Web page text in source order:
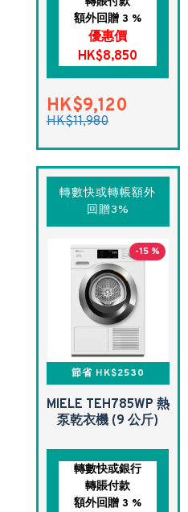
額外回贈 3 %
優惠價
HK$8,850
HK$9,120
HK$11,980
轉數快或轉帳額外
回贈3%
-15 %
節省 HK$2530
MIELE TEH785WP 熱
泵乾衣機 (9 公斤)
轉數快或銀行
轉賬付款
額外回贈 3 %